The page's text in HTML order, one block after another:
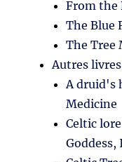
From the
The Blue
The Tree
Autres
A druid's
Medicine
Celtic